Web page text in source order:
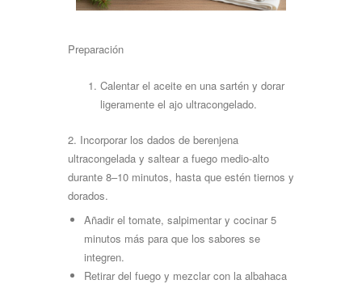
Preparación
Calentar el aceite en una sartén y dorar
ligeramente el ajo ultracongelado.
2. Incorporar los dados de berenjena
ultracongelada y saltear a fuego medio-alto
durante 8–10 minutos, hasta que estén tiernos y
dorados.
Añadir el tomate, salpimentar y cocinar 5
minutos más para que los sabores se
integren.
Retirar del fuego y mezclar con la albahaca